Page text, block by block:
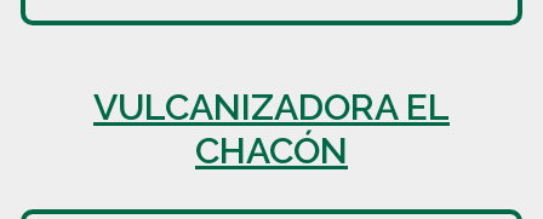
VULCANIZADORA EL
CHACÓN